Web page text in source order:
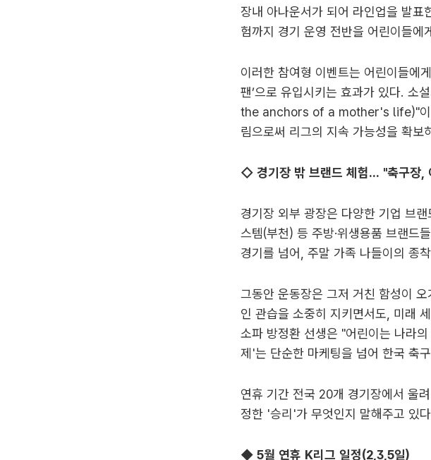
장내 아나운서가 되어 라인업을 발표
험까지 경기 운영 전반을 어린이들에
이러한 참여형 이벤트는 어린이들에
팬’으로 유입시키는 효과가 있다.
the anchors of a mother's life)"이
림으로써 리그의 지속 가능성을 확보
◇ 경기장 밖 브랜드 체험... "축구장,
경기장 외부 광장은 다양한 기업 브
스템(부천) 등 주방·위생용품 브랜드
경기를 넘어, 주말 가족 나들이의 종
그동안 운동장은 그저 거친 함성이
인 관습을 소중히 지키면서도, 미래
소파 방정환 선생은 "어린이는 나라
제'는 단순한 마케팅을 넘어 한국 축
연휴 기간 전국 20개 경기장에서 울
정한 '승리'가 무엇인지 말해주고 있
◆ 5월 연휴 K리그 일정(2,3,5일)